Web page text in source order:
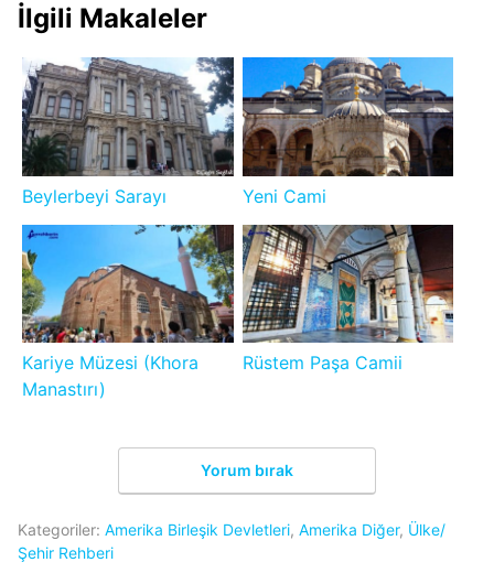
İlgili Makaleler
Beylerbeyi Sarayı Yeni Cami
Kariye Müzesi (Khora
Manastırı)
Rüstem Paşa Camii
Yorum bırak
Kategoriler: Amerika Birleşik Devletleri, Amerika Diğer, Ülke/
Şehir Rehberi